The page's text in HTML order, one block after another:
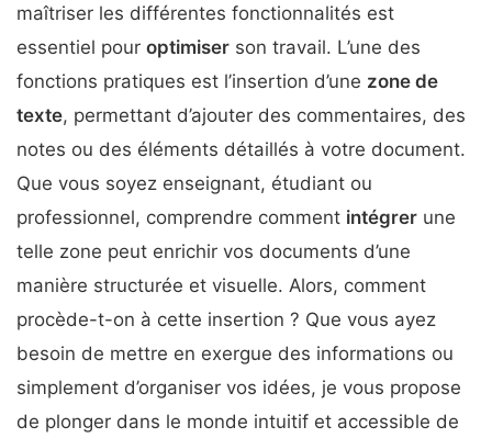
maîtriser les différentes fonctionnalités est
essentiel pour optimiser son travail. L’une des
fonctions pratiques est l’insertion d’une zone de
texte, permettant d’ajouter des commentaires, des
notes ou des éléments détaillés à votre document.
Que vous soyez enseignant, étudiant ou
professionnel, comprendre comment intégrer une
telle zone peut enrichir vos documents d’une
manière structurée et visuelle. Alors, comment
procède-t-on à cette insertion ? Que vous ayez
besoin de mettre en exergue des informations ou
simplement d’organiser vos idées, je vous propose
de plonger dans le monde intuitif et accessible de